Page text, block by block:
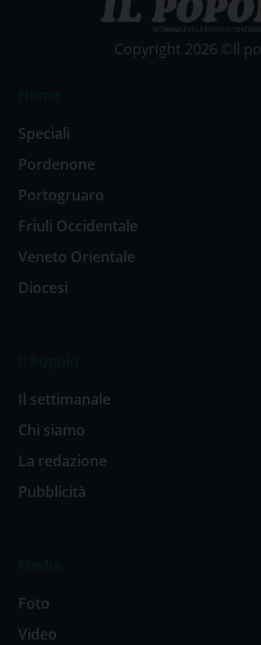
Copyright 2026 ©Il
Speciali
Pordenone
Portogruaro
Friuli Occidentale
Veneto Orientale
Diocesi
Il settimanale
Chi siamo
La redazione
Pubblicità
Foto
Video